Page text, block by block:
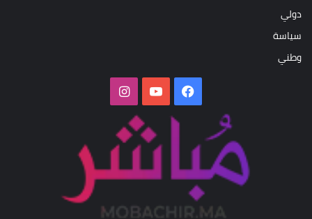
دولي
سياسة
وطني
فيسبوك‫YouTubeانستقرام